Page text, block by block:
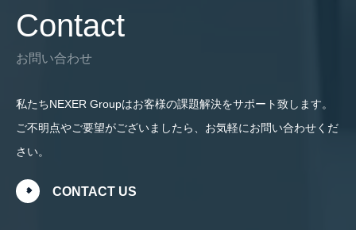
Contact
お問い合わせ
私たちNEXER Groupはお客様の課題解決をサポート致します。
ご不明点やご要望がございましたら、お気軽にお問い合わせくだ
さい。
CONTACT US